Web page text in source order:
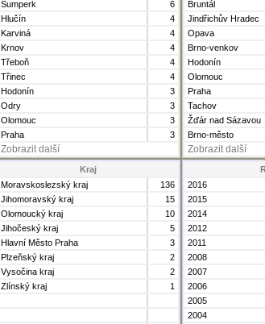
Šumperk
6
Hlučín
4
Karviná
4
Krnov
4
Třeboň
4
Třinec
4
Hodonín
3
Odry
3
Olomouc
3
Praha
3
Zobrazit další
Bruntál
Jindřichův Hradec
Opava
Brno-venkov
Hodonín
Olomouc
Praha
Tachov
Žďár nad Sázavou
Brno-město
Zobrazit další
Kraj
Moravskoslezský kraj
136
Jihomoravský kraj
15
Olomoucký kraj
10
Jihočeský kraj
5
Hlavní Město Praha
3
Plzeňský kraj
2
Vysočina kraj
2
Zlínský kraj
1
2016
2015
2014
2012
2011
2008
2007
2006
2005
2004